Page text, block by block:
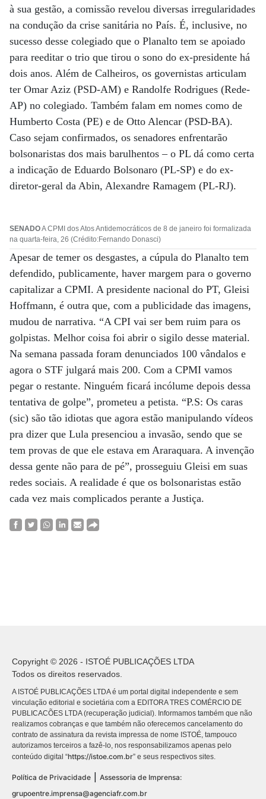
à sua gestão, a comissão revelou diversas irregularidades
na condução da crise sanitária no País. É, inclusive, no
sucesso desse colegiado que o Planalto tem se apoiado
para reeditar o trio que tirou o sono do ex-presidente há
dois anos. Além de Calheiros, os governistas articulam
ter Omar Aziz (PSD-AM) e Randolfe Rodrigues (Rede-
AP) no colegiado. Também falam em nomes como de
Humberto Costa (PE) e de Otto Alencar (PSD-BA).
Caso sejam confirmados, os senadores enfrentarão
bolsonaristas dos mais barulhentos – o PL dá como certa
a indicação de Eduardo Bolsonaro (PL-SP) e do ex-
diretor-geral da Abin, Alexandre Ramagem (PL-RJ).
SENADOA CPMI dos Atos Antidemocráticos de 8 de janeiro foi formalizada
na quarta-feira, 26 (Crédito:Fernando Donasci)
Apesar de temer os desgastes, a cúpula do Planalto tem
defendido, publicamente, haver margem para o governo
capitalizar a CPMI. A presidente nacional do PT, Gleisi
Hoffmann, é outra que, com a publicidade das imagens,
mudou de narrativa. “A CPI vai ser bem ruim para os
golpistas. Melhor coisa foi abrir o sigilo desse material.
Na semana passada foram denunciados 100 vândalos e
agora o STF julgará mais 200. Com a CPMI vamos
pegar o restante. Ninguém ficará incólume depois dessa
tentativa de golpe”, prometeu a petista. “P.S: Os caras
(sic) são tão idiotas que agora estão manipulando vídeos
pra dizer que Lula presenciou a invasão, sendo que se
tem provas de que ele estava em Araraquara. A invenção
dessa gente não para de pé”, prosseguiu Gleisi em suas
redes sociais. A realidade é que os bolsonaristas estão
cada vez mais complicados perante a Justiça.
Copyright © 2026 - ISTOÉ PUBLICAÇÕES LTDA
Todos os direitos reservados.
A ISTOÉ PUBLICAÇÕES LTDA é um portal digital independente e sem
vinculação editorial e societária com a EDITORA TRES COMÉRCIO DE
PUBLICACÕES LTDA (recuperação judicial). Informamos também que não
realizamos cobranças e que também não oferecemos cancelamento do
contrato de assinatura da revista impressa de nome ISTOÉ, tampouco
autorizamos terceiros a fazê-lo, nos responsabilizamos apenas pelo
conteúdo digital “https://istoe.com.br” e seus respectivos sites.
Política de Privacidade
Assessoria de Imprensa:
grupoentre.imprensa@agenciafr.com.br